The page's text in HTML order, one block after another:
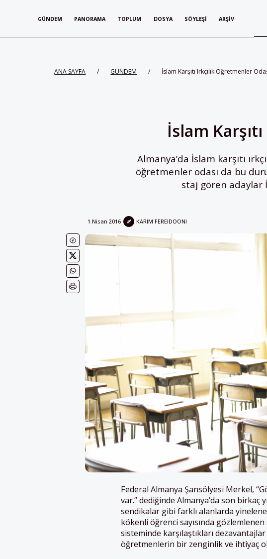
GÜNDEM PANORAMA TOPLUM DOSYA SÖYLEŞI ARŞIV
ANA SAYFA / GÜNDEM / İslam Karşıtı Irkçılık Öğretmenler
İslam
Almanya’da İslam karşıtı
öğretmenler odası da bu
staj gören adaylar
1 Nisan 2016 KARIM FEREIDOONI
Federal Almanya Şansölyesi Merkel,
var.” dediğinde Almanya’da son birkaç
sendikalar gibi farklı alanlarda
kökenli öğrenci sayısında
sisteminde karşılaştıkları
öğretmenlerin bir zenginlik ve ihtiyaç